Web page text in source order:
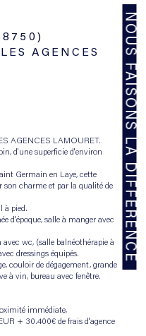
NOUS FAISONS LA DIFFÉRENCE
AGENCES
BIEN VENDU PAR LES AGENCES LAMOURET.
d'une superficie d'environ
Germain en Laye, cette
son charme et par la qualité de
à pied.
d'époque, salle à manger avec
avec wc, (salle balnéothérapie à
dressings équipés.
couloir de dégagement, grande
à vin, bureau avec fenêtre.
immédiate,
+ 30.400€ de frais d'agence